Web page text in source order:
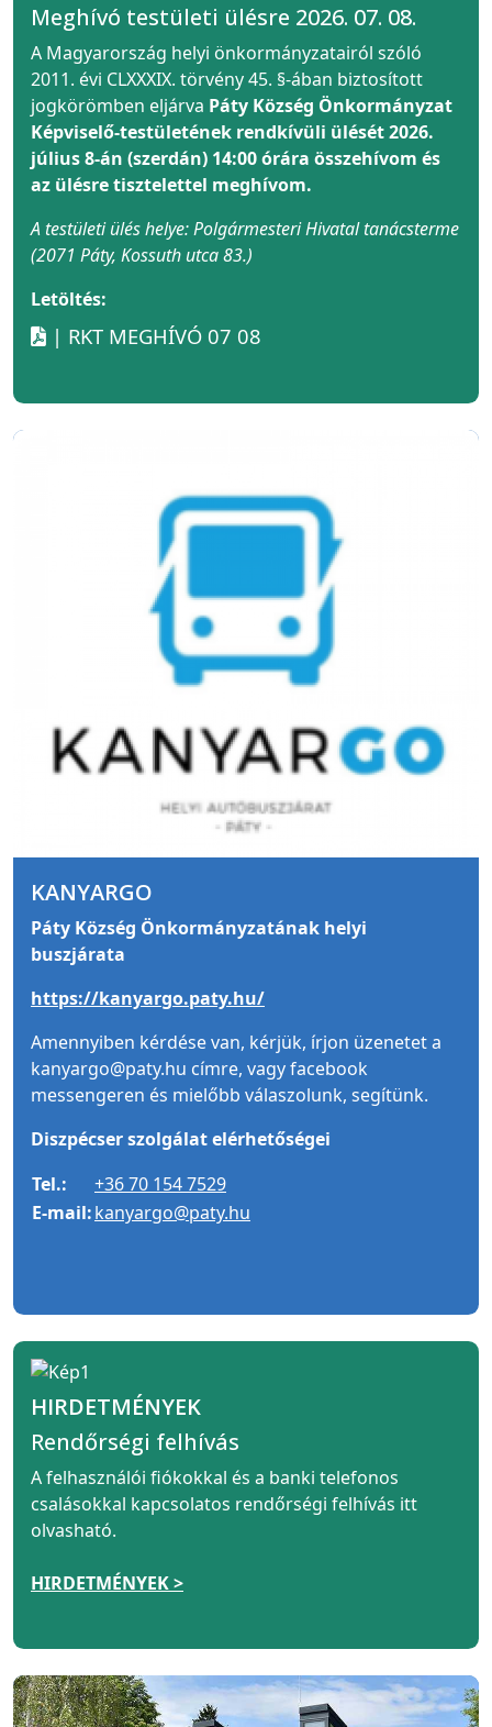
Meghívó testületi ülésre 2026. 07. 08.
A Magyarország helyi önkormányzatairól szóló
2011. évi CLXXXIX. törvény 45. §-ában biztosított
jogkörömben eljárva Páty Község Önkormányzat
Képviselő-testületének rendkívüli ülését 2026.
július 8-án (szerdán) 14:00 órára összehívom és
az ülésre tisztelettel meghívom.
A testületi ülés helye: Polgármesteri Hivatal tanácsterme
(2071 Páty, Kossuth utca 83.)
Letöltés:
| RKT MEGHÍVÓ 07 08
KANYARGO
Páty Község Önkormányzatának helyi
buszjárata
https://kanyargo.paty.hu/
Amennyiben kérdése van, kérjük, írjon üzenetet a
kanyargo@paty.hu címre, vagy facebook
messengeren és mielőbb válaszolunk, segítünk.
Diszpécser szolgálat elérhetőségei
Tel.:
+36 70 154 7529
E-mail:kanyargo@paty.hu
HIRDETMÉNYEK
Rendőrségi felhívás
A felhasználói fiókokkal és a banki telefonos
csalásokkal kapcsolatos rendőrségi felhívás itt
olvasható.
HIRDETMÉNYEK >